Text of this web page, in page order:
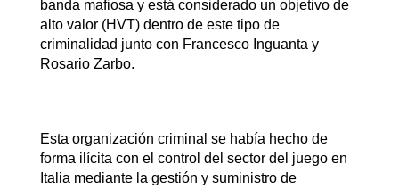
banda mafiosa y está considerado un objetivo de
alto valor (HVT) dentro de este tipo de
criminalidad junto con Francesco Inguanta y
Rosario Zarbo.
Esta organización criminal se había hecho de
forma ilícita con el control del sector del juego en
Italia mediante la gestión y suministro de